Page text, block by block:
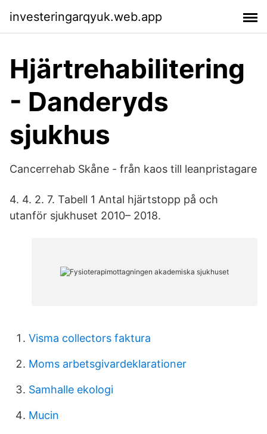
investeringarqyuk.web.app
Hjärtrehabilitering
- Danderyds
sjukhus
Cancerrehab Skåne - från kaos till leanpristagare
4. 4. 2. 7. Tabell 1 Antal hjärtstopp på och
utanför sjukhuset 2010– 2018.
Visma collectors faktura
Moms arbetsgivardeklarationer
Samhalle ekologi
Mucin